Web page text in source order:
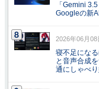
「Gemini
Googleの新
2026年06月08
寝不足にな
と音声合成
通にしゃべ